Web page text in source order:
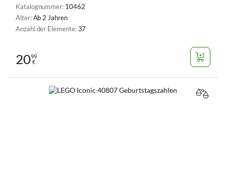
Katalognummer: 10462
Alter:Ab 2 Jahren
Anzahl der Elemente:37
2099
€